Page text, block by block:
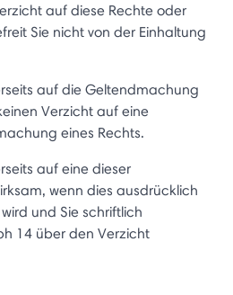
auf diese Rechte oder
Sie nicht von der Einhaltung
auf die Geltendmachung
Verzicht auf eine
eines Rechts.
auf eine dieser
wenn dies ausdrücklich
und Sie schriftlich
14 über den Verzicht